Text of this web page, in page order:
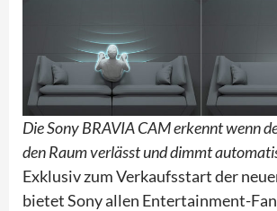
Die Sony BRAVIA CAM erkennt wenn
den Raum verlässt und dimmt
Exklusiv zum Verkaufsstart der
bietet Sony allen Entertainment-